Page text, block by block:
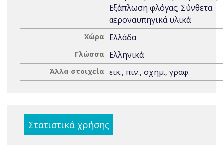
Εξάπλωση φλόγας; Σύνθετα
αεροναυπηγικά υλικά
Χώρα Ελλάδα
Γλώσσα Ελληνικά
Άλλα στοιχεία εικ., πιν., σχημ., γραφ.
Στατιστικά χρήσης